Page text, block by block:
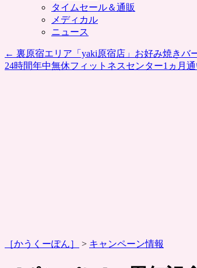
タイムセール＆通販
メディカル
ニュース
← 裏原宿エリア「yaki原宿店」お好み焼きバ
24時間年中無休フィットネスセンター1ヵ月
［かうくーぽん］ > キャンペーン情報